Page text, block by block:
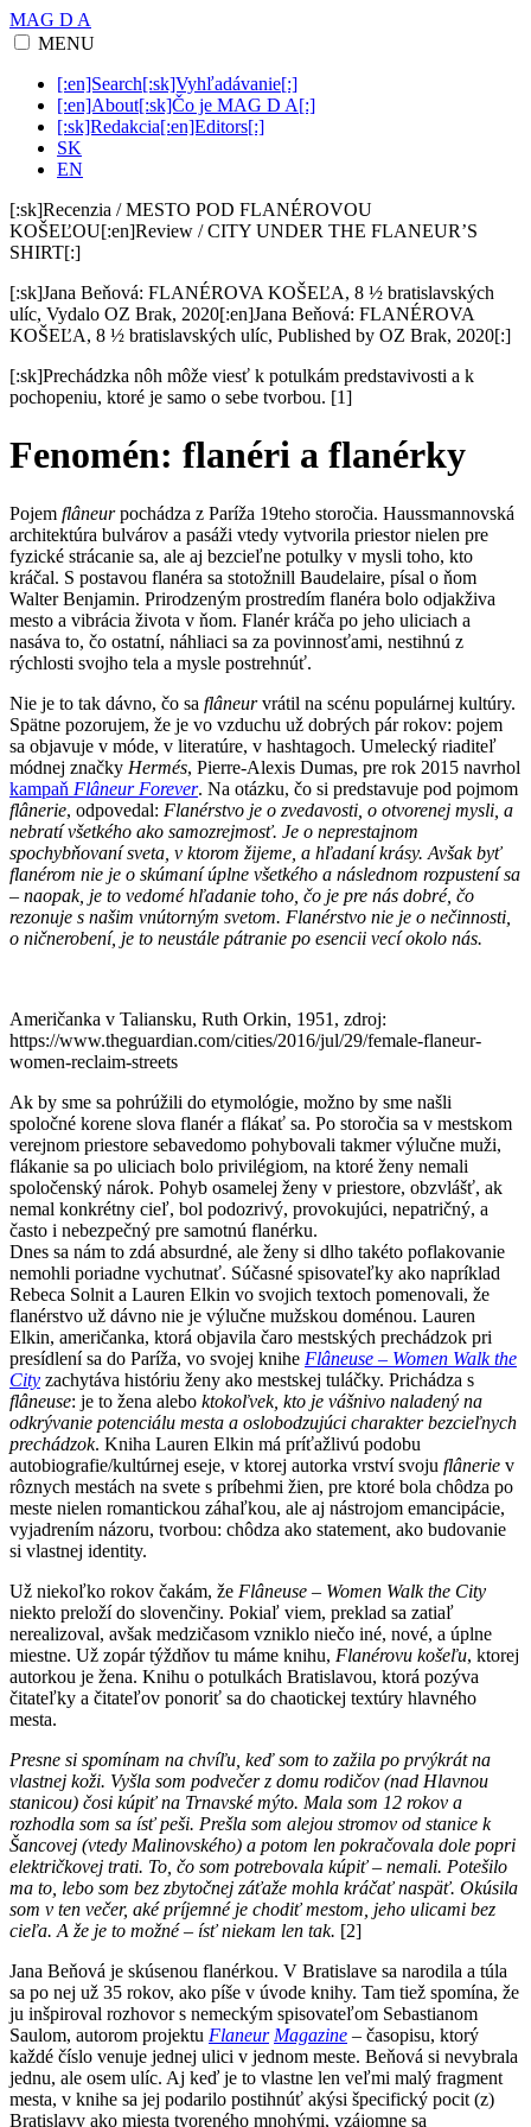
MAG D A
MENU
[:en]Search[:sk]Vyhľadávanie[:]
[:en]About[:sk]Čo je MAG D A[:]
[:sk]Redakcia[:en]Editors[:]
SK
EN
[:sk]Recenzia / MESTO POD FLANÉROVOU
KOŠEĽOU[:en]Review / CITY UNDER THE FLANEUR’S
SHIRT[:]
[:sk]Jana Beňová: FLANÉROVA KOŠEĽA, 8 ½ bratislavských
ulíc, Vydalo OZ Brak, 2020[:en]Jana Beňová: FLANÉROVA
KOŠEĽA, 8 ½ bratislavských ulíc, Published by OZ Brak, 2020[:]
[:sk]Prechádzka nôh môže viesť k potulkám predstavivosti a k
pochopeniu, ktoré je samo o sebe tvorbou. [1]
Fenomén: flanéri a flanérky
Pojem flâneurpochádza z Paríža 19teho storočia. Haussmannovská
architektúra bulvárov a pasáži vtedy vytvorila priestor nielen pre
fyzické strácanie sa, ale aj bezcieľne potulky v mysli toho, kto
kráčal. S postavou flanéra sa stotožnill Baudelaire, písal o ňom
Walter Benjamin. Prirodzeným prostredím flanéra bolo odjakživa
mesto a vibrácia života v ňom. Flanér kráča po jeho uliciach a
nasáva to, čo ostatní, náhliaci sa za povinnosťami, nestihnú z
rýchlosti svojho tela a mysle postrehnúť.
Nie je to tak dávno, čo sa flâneurvrátil na scénu populárnej kultúry.
Spätne pozorujem, že je vo vzduchu už dobrých pár rokov: pojem
sa objavuje v móde, v literatúre, v hashtagoch. Umelecký riaditeľ
módnej značky Hermés, Pierre-Alexis Dumas, pre rok 2015 navrhol
kampaň Flâneur Forever. Na otázku, čo si predstavuje pod pojmom
flânerie, odpovedal: Flanérstvo je o zvedavosti, o otvorenej mysli, a
nebratí všetkého ako samozrejmosť. Je o neprestajnom
spochybňovaní sveta, v ktorom žijeme, a hľadaní krásy. Avšak byť
flanérom nie je o skúmaní úplne všetkého a následnom rozpustení sa
– naopak, je to vedomé hľadanie toho, čo je pre nás dobré, čo
rezonuje s našim vnútorným svetom. Flanérstvo nie je o nečinnosti,
o ničnerobení, je to neustále pátranie po esencii vecí okolo nás.
Američanka v Taliansku, Ruth Orkin, 1951, zdroj:
https://www.theguardian.com/cities/2016/jul/29/female-flaneur-
women-reclaim-streets
Ak by sme sa pohrúžili do etymológie, možno by sme našli
spoločné korene slova flanér a flákať sa. Po storočia sa v mestskom
verejnom priestore sebavedomo pohybovali takmer výlučne muži,
flákanie sa po uliciach bolo privilégiom, na ktoré ženy nemali
spoločenský nárok. Pohyb osamelej ženy v priestore, obzvlášť, ak
nemal konkrétny cieľ, bol podozrivý, provokujúci, nepatričný, a
často i nebezpečný pre samotnú flanérku.
Dnes sa nám to zdá absurdné, ale ženy si dlho takéto poflakovanie
nemohli poriadne vychutnať. Súčasné spisovateľky ako napríklad
Rebeca Solnit a Lauren Elkin vo svojich textoch pomenovali, že
flanérstvo už dávno nie je výlučne mužskou doménou. Lauren
Elkin, američanka, ktorá objavila čaro mestských prechádzok pri
presídlení sa do Paríža, vo svojej knihe Flâneuse – Women Walk the
City zachytáva históriu ženy ako mestskej tuláčky. Prichádza s
flâneuse: je to žena alebo ktokoľvek, kto je vášnivo naladený na
odkrývanie potenciálu mesta a oslobodzujúci charakter bezcieľnych
prechádzok. Kniha Lauren Elkin má príťažlivú podobu
autobiografie/kultúrnej eseje, v ktorej autorka vrství svoju flânerie v
rôznych mestách na svete s príbehmi žien, pre ktoré bola chôdza po
meste nielen romantickou záhaľkou, ale aj nástrojom emancipácie,
vyjadrením názoru, tvorbou: chôdza ako statement, ako budovanie
si vlastnej identity.
Už niekoľko rokov čakám, že Flâneuse – Women Walk the City
niekto preloží do slovenčiny. Pokiaľ viem, preklad sa zatiaľ
nerealizoval, avšak medzičasom vzniklo niečo iné, nové, a úplne
miestne. Už zopár týždňov tu máme knihu, Flanérovu košeľu, ktorej
autorkou je žena. Knihu o potulkách Bratislavou, ktorá pozýva
čitateľky a čitateľov ponoriť sa do chaotickej textúry hlavného
mesta.
Presne si spomínam na chvíľu, keď som to zažila po prvýkrát na
vlastnej koži. Vyšla som podvečer z domu rodičov (nad Hlavnou
stanicou) čosi kúpiť na Trnavské mýto. Mala som 12 rokov a
rozhodla som sa ísť peši. Prešla som alejou stromov od stanice k
Šancovej (vtedy Malinovského) a potom len pokračovala dole popri
električkovej trati. To, čo som potrebovala kúpiť – nemali. Potešilo
ma to, lebo som bez zbytočnej záťaže mohla kráčať naspäť. Okúsila
som v ten večer, aké príjemné je chodiť mestom, jeho ulicami bez
cieľa. A že je to možné – ísť niekam len tak. [2]
Jana Beňová je skúsenou flanérkou. V Bratislave sa narodila a túla
sa po nej už 35 rokov, ako píše v úvode knihy. Tam tiež spomína, že
ju inšpiroval rozhovor s nemeckým spisovateľom Sebastianom
Saulom, autorom projektu Flaneur Magazine – časopisu, ktorý
každé číslo venuje jednej ulici v jednom meste. Beňová si nevybrala
jednu, ale osem ulíc. Aj keď je to vlastne len veľmi malý fragment
mesta, v knihe sa jej podarilo postihnúť akýsi špecifický pocit (z)
Bratislavy ako miesta tvoreného mnohými, vzájomne sa